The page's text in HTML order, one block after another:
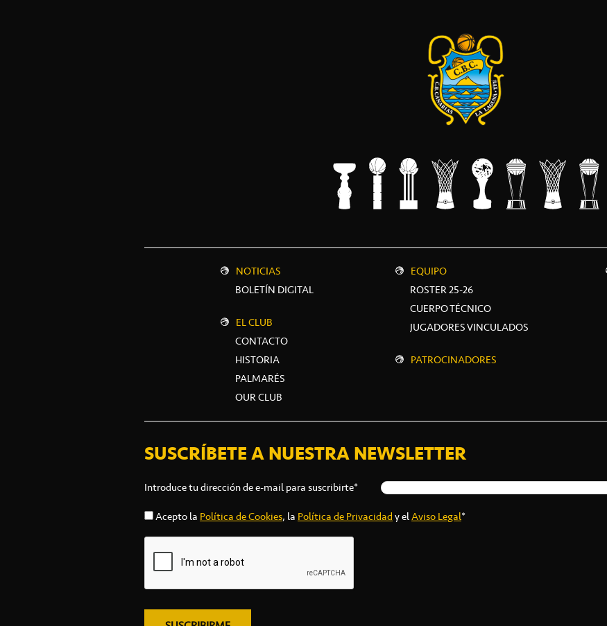
NOTICIAS
BOLETÍN DIGITAL
EL CLUB
CONTACTO
HISTORIA
PALMARÉS
OUR CLUB
EQUIPO
ROSTER 25-26
CUERPO TÉCNICO
JUGADORES VINCULADOS
PATROCINADORES
SUSCRÍBETE A NUESTRA NEWSLETTER
Introduce tu dirección de e-mail para suscribirte*
Acepto la Política de Cookies, la Política de Privacidady elAviso Legal*